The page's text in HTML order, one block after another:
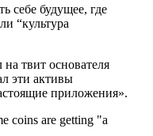
себе будущее, где
“культура
на твит основателя
эти активы
приложения».
coins are getting "a